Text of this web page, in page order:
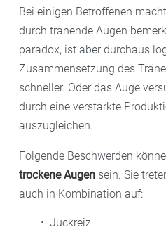
Bei einigen Betroffenen
durch tränende Augen
paradox, ist aber durchaus
Zusammensetzung des
schneller. Oder das Auge
durch eine verstärkte
auszugleichen.
Folgende Beschwerden
trockene Augen sein. Sie
auch in Kombination auf:
Juckreiz